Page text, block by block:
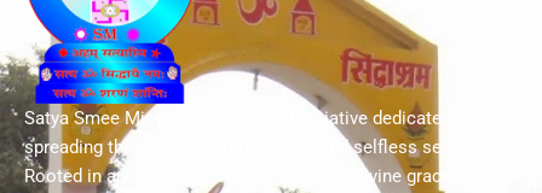
Satya Smee Mission is a spiritual initiative dedicated to
spreading the values of truth, peace, and selfless service.
Rooted in ancient wisdom and guided by divine grace, we aim